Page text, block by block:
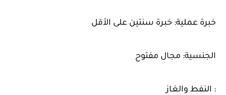
خبرة عملية: خبرة سنتين على الأقل
الجنسية: مجال مفتوح
: النفط والغاز